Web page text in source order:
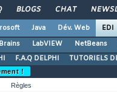
BLOGS CHAT
Java Dév. Web EDI
LabVIEW NetBeans
F.A.Q DELPHI TUTORIELS
!
Règles